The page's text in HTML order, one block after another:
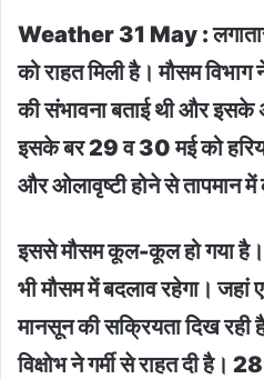
Weather 31 May : लगातार
को राहत मिली है। मौसम
की संभावना बताई थी और इसके
इसके बर 29 व 30 मई को
और ओलावृष्टी होने से तापमान
इससे मौसम कूल-कूल हो गया
भी मौसम में बदलाव रहेगा। जहां
मानसून की सक्रियता दिख रही
विक्षोभ ने गर्मी से राहत दी है।